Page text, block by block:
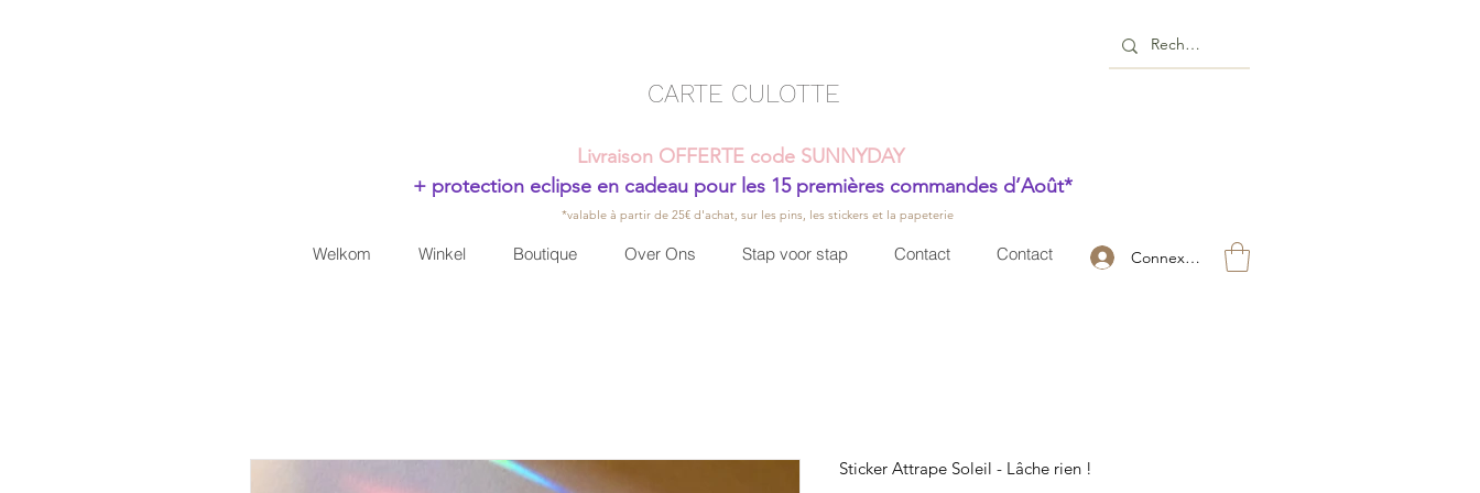
CARTE CULOTTE
Livraison OFFERTE code SUNNYDAY
+ protection eclipse en cadeau pour les 15 premières commandes d’Août*
*valable à partir de 25€ d'achat, sur les pins, les stickers et la papeterie
Welkom Winkel Boutique Over Ons Stap voor stap Contact Contact Connexion
Sticker Attrape Soleil - Lâche rien !